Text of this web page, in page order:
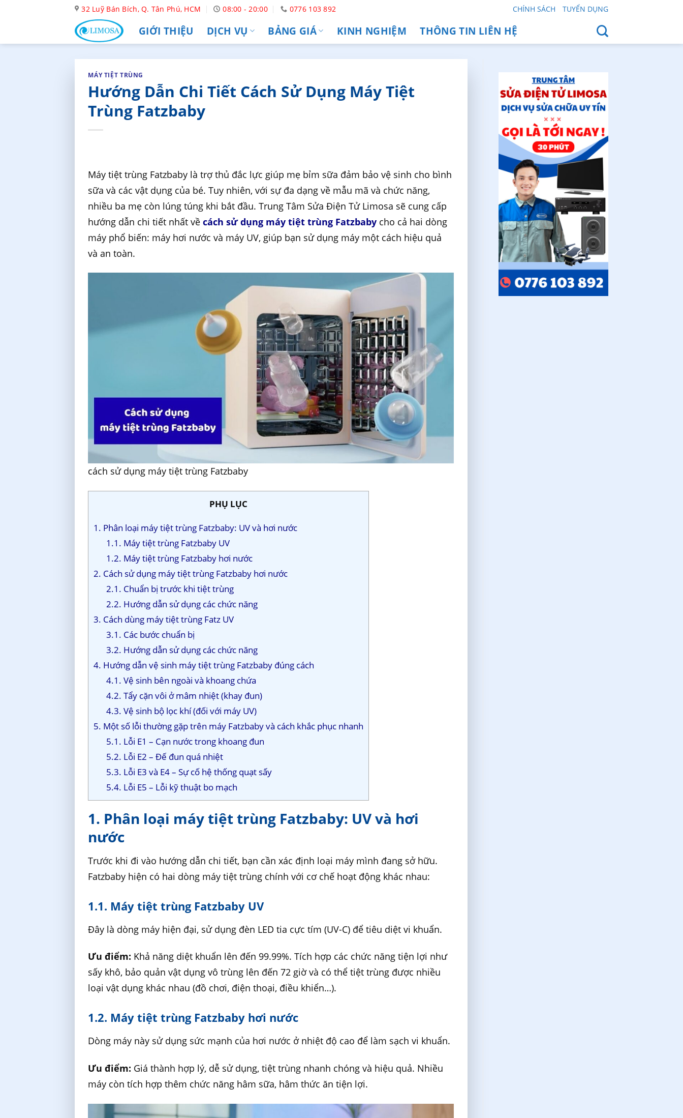
32 Luỹ Bán Bích, Q. Tân Phú, HCM 08:00 - 20:00 0776 103 892 CHÍNH SÁCH TUYỂN DỤNG
GIỚI THIỆU DỊCH VỤ BẢNG GIÁ KINH NGHIỆM THÔNG TIN LIÊN HỆ
MÁY TIỆT TRÙNG
Hướng Dẫn Chi Tiết Cách Sử Dụng Máy Tiệt
Trùng Fatzbaby
Máy tiệt trùng Fatzbaby là trợ thủ đắc lực giúp mẹ bỉm sữa đảm bảo vệ sinh cho bình
sữa và các vật dụng của bé. Tuy nhiên, với sự đa dạng về mẫu mã và chức năng,
nhiều ba mẹ còn lúng túng khi bắt đầu. Trung Tâm Sửa Điện Tử Limosa sẽ cung cấp
hướng dẫn chi tiết nhất vềcách sử dụng máy tiệt trùng Fatzbaby cho cả hai dòng
máy phổ biến: máy hơi nước và máy UV, giúp bạn sử dụng máy một cách hiệu quả
và an toàn.
cách sử dụng máy tiệt trùng Fatzbaby
PHỤ LỤC
1. Phân loại máy tiệt trùng Fatzbaby: UV và hơi nước
1.1. Máy tiệt trùng Fatzbaby UV
1.2. Máy tiệt trùng Fatzbaby hơi nước
2. Cách sử dụng máy tiệt trùng Fatzbaby hơi nước
2.1. Chuẩn bị trước khi tiệt trùng
2.2. Hướng dẫn sử dụng các chức năng
3. Cách dùng máy tiệt trùng Fatz UV
3.1. Các bước chuẩn bị
3.2. Hướng dẫn sử dụng các chức năng
4. Hướng dẫn vệ sinh máy tiệt trùng Fatzbaby đúng cách
4.1. Vệ sinh bên ngoài và khoang chứa
4.2. Tẩy cặn vôi ở mâm nhiệt (khay đun)
4.3. Vệ sinh bộ lọc khí (đối với máy UV)
5. Một số lỗi thường gặp trên máy Fatzbaby và cách khắc phục nhanh
5.1. Lỗi E1 – Cạn nước trong khoang đun
5.2. Lỗi E2 – Đế đun quá nhiệt
5.3. Lỗi E3 và E4 – Sự cố hệ thống quạt sấy
5.4. Lỗi E5 – Lỗi kỹ thuật bo mạch
1. Phân loại máy tiệt trùng Fatzbaby: UV và hơi
nước
Trước khi đi vào hướng dẫn chi tiết, bạn cần xác định loại máy mình đang sở hữu.
Fatzbaby hiện có hai dòng máy tiệt trùng chính với cơ chế hoạt động khác nhau:
1.1. Máy tiệt trùng Fatzbaby UV
Đây là dòng máy hiện đại, sử dụng đèn LED tia cực tím (UV-C) để tiêu diệt vi khuẩn.
Ưu điểm: Khả năng diệt khuẩn lên đến 99.99%. Tích hợp các chức năng tiện lợi như
sấy khô, bảo quản vật dụng vô trùng lên đến 72 giờ và có thể tiệt trùng được nhiều
loại vật dụng khác nhau (đồ chơi, điện thoại, điều khiển…).
1.2. Máy tiệt trùng Fatzbaby hơi nước
Dòng máy này sử dụng sức mạnh của hơi nước ở nhiệt độ cao để làm sạch vi khuẩn.
Ưu điểm: Giá thành hợp lý, dễ sử dụng, tiệt trùng nhanh chóng và hiệu quả. Nhiều
máy còn tích hợp thêm chức năng hâm sữa, hâm thức ăn tiện lợi.